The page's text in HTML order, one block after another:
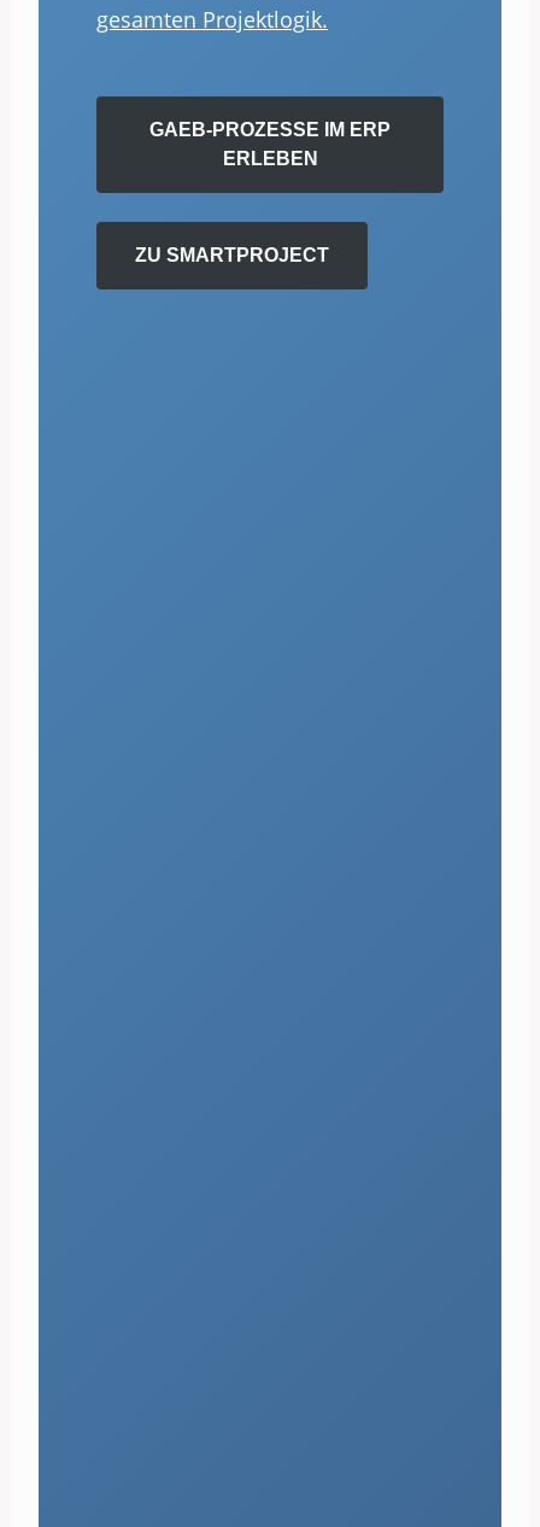
gesamten Projektlogik.
GAEB-PROZESSE IM ERP
ERLEBEN
ZU SMARTPROJECT